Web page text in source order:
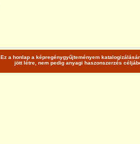
Ez a honlap a képregénygyűjteményem
jött létre, nem pedig anyagi haszonszerzés